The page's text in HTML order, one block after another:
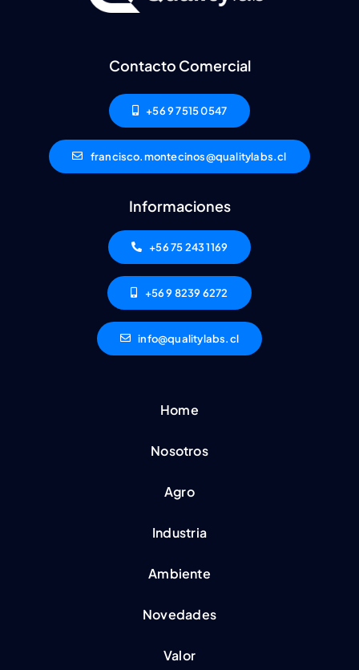
Resultados de Laboratorio
Contacto Comercial
+56 9 7515 0547
francisco.montecinos@qualitylabs.cl
Informaciones
+56 75 243 1169
+56 9 8239 6272
info@qualitylabs.cl
Home
Nosotros
Agro
Industria
Ambiente
Novedades
Valor